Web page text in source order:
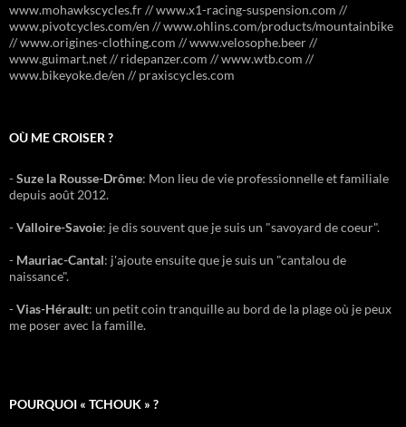
www.mohawkscycles.fr // www.x1-racing-suspension.com //
www.pivotcycles.com/en // www.ohlins.com/products/mountainbike
// www.origines-clothing.com // www.velosophe.beer //
www.guimart.net // ridepanzer.com // www.wtb.com //
www.bikeyoke.de/en // praxiscycles.com
OÙ ME CROISER ?
-Suze la Rousse-Drôme: Mon lieu de vie professionnelle et familiale
depuis août 2012.
-Valloire-Savoie: je dis souvent que je suis un "savoyard de coeur".
- Mauriac-Cantal: j'ajoute ensuite que je suis un "cantalou de
naissance".
-Vias-Hérault: un petit coin tranquille au bord de la plage où je peux
me poser avec la famille.
POURQUOI « TCHOUK » ?